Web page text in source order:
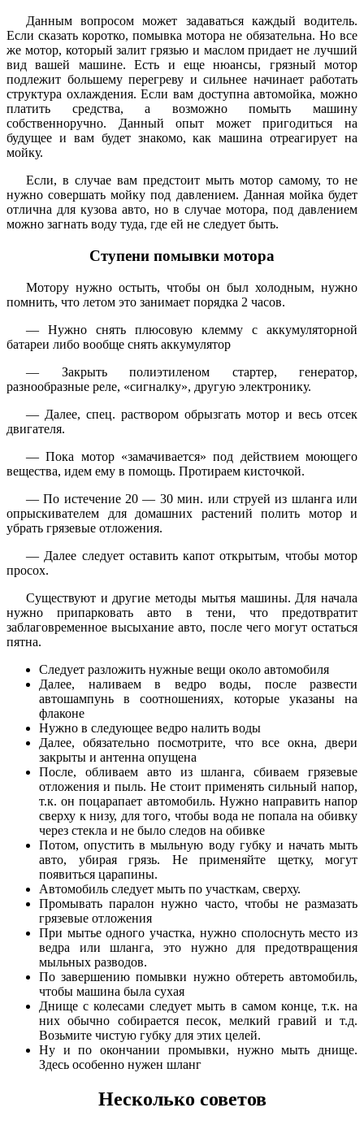
Данным вопросом может задаваться каждый водитель.
Если сказать коротко, помывка мотора не обязательна. Но все
же мотор, который залит грязью и маслом придает не лучший
вид вашей машине. Есть и еще нюансы, грязный мотор
подлежит большему перегреву и сильнее начинает работать
структура охлаждения. Если вам доступна автомойка, можно
платить средства, а возможно помыть машину
собственноручно. Данный опыт может пригодиться на
будущее и вам будет знакомо, как машина отреагирует на
мойку.
Если, в случае вам предстоит мыть мотор самому, то не
нужно совершать мойку под давлением. Данная мойка будет
отлична для кузова авто, но в случае мотора, под давлением
можно загнать воду туда, где ей не следует быть.
Ступени помывки мотора
Мотору нужно остыть, чтобы он был холодным, нужно
помнить, что летом это занимает порядка 2 часов.
— Нужно снять плюсовую клемму с аккумуляторной
батареи либо вообще снять аккумулятор
— Закрыть полиэтиленом стартер, генератор,
разнообразные реле, «сигналку», другую электронику.
— Далее, спец. раствором обрызгать мотор и весь отсек
двигателя.
— Пока мотор «замачивается» под действием моющего
вещества, идем ему в помощь. Протираем кисточкой.
— По истечение 20 — 30 мин. или струей из шланга или
опрыскивателем для домашних растений полить мотор и
убрать грязевые отложения.
— Далее следует оставить капот открытым, чтобы мотор
просох.
Существуют и другие методы мытья машины. Для начала
нужно припарковать авто в тени, что предотвратит
заблаговременное высыхание авто, после чего могут остаться
пятна.
Следует разложить нужные вещи около автомобиля
Далее, наливаем в ведро воды, после развести
автошампунь в соотношениях, которые указаны на
флаконе
Нужно в следующее ведро налить воды
Далее, обязательно посмотрите, что все окна, двери
закрыты и антенна опущена
После, обливаем авто из шланга, сбиваем грязевые
отложения и пыль. Не стоит применять сильный напор,
т.к. он поцарапает автомобиль. Нужно направить напор
сверху к низу, для того, чтобы вода не попала на обивку
через стекла и не было следов на обивке
Потом, опустить в мыльную воду губку и начать мыть
авто, убирая грязь. Не применяйте щетку, могут
появиться царапины.
Автомобиль следует мыть по участкам, сверху.
Промывать паралон нужно часто, чтобы не размазать
грязевые отложения
При мытье одного участка, нужно сполоснуть место из
ведра или шланга, это нужно для предотвращения
мыльных разводов.
По завершению помывки нужно обтереть автомобиль,
чтобы машина была сухая
Днище с колесами следует мыть в самом конце, т.к. на
них обычно собирается песок, мелкий гравий и т.д.
Возьмите чистую губку для этих целей.
Ну и по окончании промывки, нужно мыть днище.
Здесь особенно нужен шланг
Несколько советов